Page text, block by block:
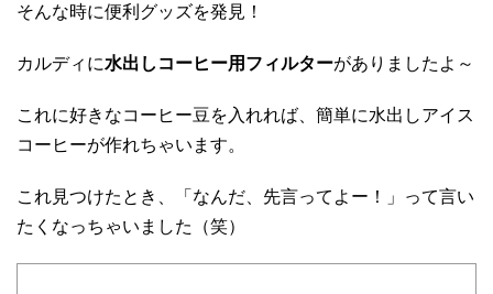
そんな時に便利グッズを発見！
カルディに水出しコーヒー用フィルターがありましたよ～
これに好きなコーヒー豆を入れれば、簡単に水出しアイス
コーヒーが作れちゃいます。
これ見つけたとき、「なんだ、先言ってよー！」って言い
たくなっちゃいました（笑）